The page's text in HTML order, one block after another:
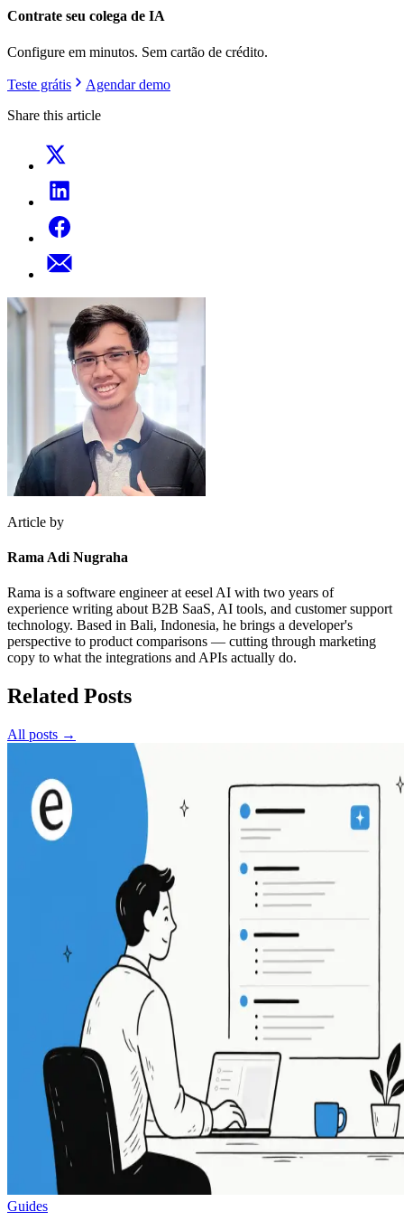
Contrate seu colega de IA
Configure em minutos. Sem cartão de crédito.
Teste grátis
Agendar demo
Share this article
Article by
Rama Adi Nugraha
Rama is a software engineer at eesel AI with two years of
experience writing about B2B SaaS, AI tools, and customer support
technology. Based in Bali, Indonesia, he brings a developer's
perspective to product comparisons — cutting through marketing
copy to what the integrations and APIs actually do.
Related Posts
All posts →
Guides